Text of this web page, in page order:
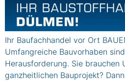
Ihr Baufachhandel vor Ort
Umfangreiche Bauvorhaben
Herausforderung. Sie brauchen
ganzheitlichen Bauprojekt?